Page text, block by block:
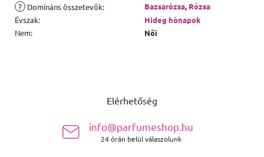
? Domináns összetevők: Bazsarózsa, Rózsa
Évszak:
Hideg hónapok
Nem: Női
Elérhetőség
info@parfumeshop.hu
24 órán belül válaszolunk